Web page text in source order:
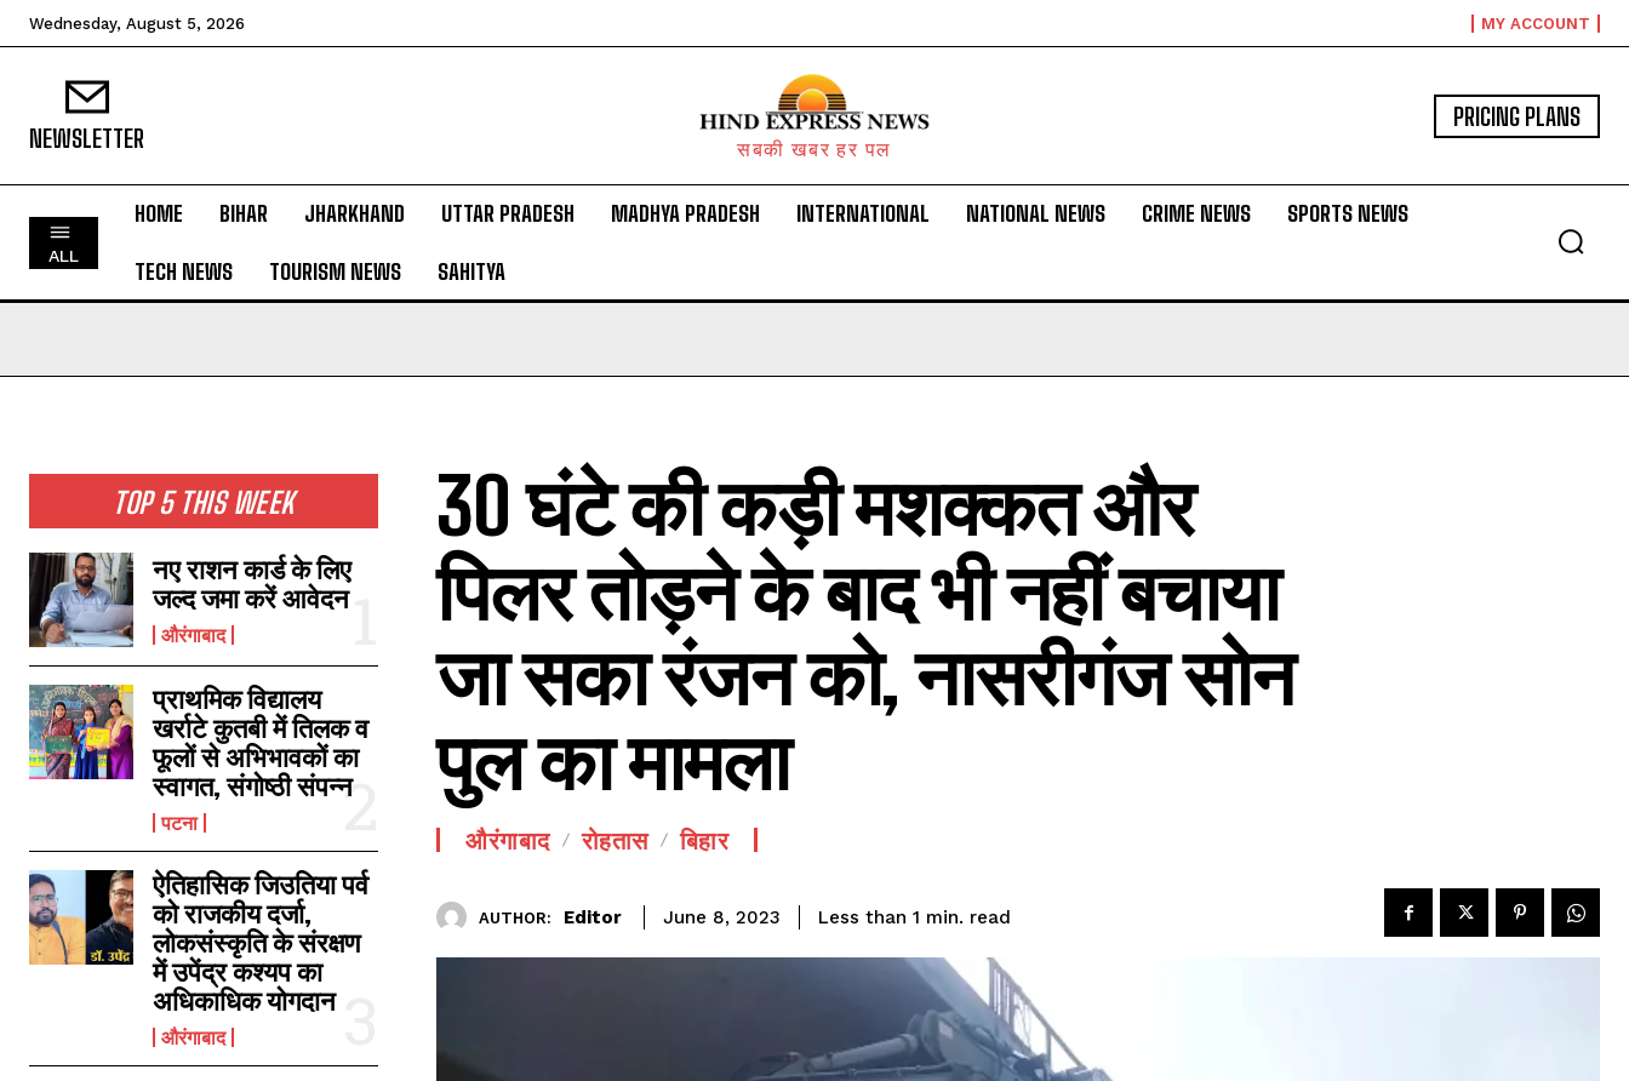
BIHAR
NATIONAL NEWS
CRIME NEWS
SPORTS NEWS
TECH NEWS
TOURISM NEWS
SAHITYA
SEE PRICING
Wednesday, August 5, 2026 MY ACCOUNT
NEWSLETTER सबकी खबर हर पल
PRICING PLANS
ALL
HOME BIHAR JHARKHAND UTTAR PRADESH MADHYA PRADESH INTERNATIONAL NATIONAL NEWS CRIME NEWS SPORTS NEWS
TECH NEWS TOURISM NEWS SAHITYA
TOP 5 THIS WEEK
नए राशन कार्ड के लिए
जल्द जमा करें आवेदन
औरंगाबाद
प्राथमिक विद्यालय
खर्राटे कुतबी में तिलक व
फूलों से अभिभावकों का
स्वागत, संगोष्ठी संपन्न
पटना
ऐतिहासिक जिउतिया पर्व
को राजकीय दर्जा,
लोकसंस्कृति के संरक्षण
में उपेंद्र कश्यप का
अधिकाधिक योगदान
औरंगाबाद
30 घंटे की कड़ी मशक्कत और
पिलर तोड़ने के बाद भी नहीं बचाया
जा सका रंजन को, नासरीगंज सोन
पुल का मामला
औरंगाबाद रोहतास बिहार
AUTHOR: Editor June 8, 2023 Less than 1 min. read